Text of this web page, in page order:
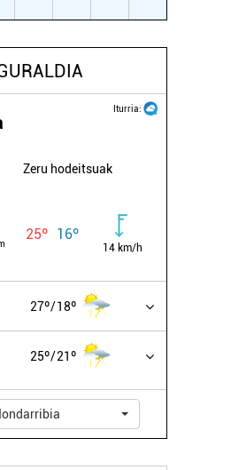
Iturria:
Zeru hodeitsuak
25º 16º
14 km/h
27º 18º
25º 21º